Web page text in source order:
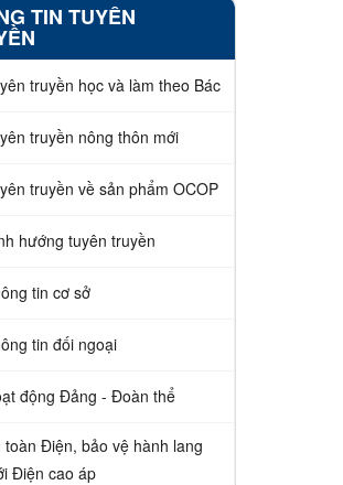
TIN TUYÊN
truyền học và làm theo Bác
truyền nông thôn mới
truyền về sản phẩm OCOP
hướng tuyên truyền
tin cơ sở
tin đối ngoại
động Đảng - Đoàn thể
toàn Điện, bảo vệ hành lang
Điện cao áp